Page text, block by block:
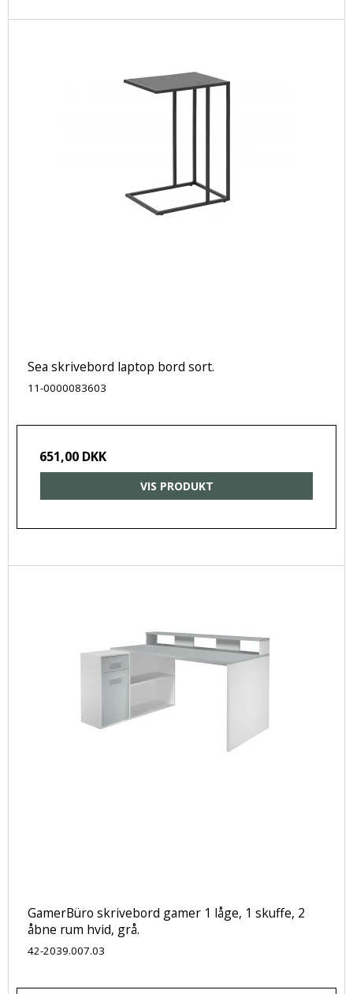
Sea skrivebord laptop bord sort.
11-0000083603
651,00 DKK
VIS PRODUKT
GamerBüro skrivebord gamer 1 låge, 1 skuffe, 2
åbne rum hvid, grå.
42-2039.007.03